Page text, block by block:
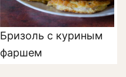
Бризоль с куриным
фаршем